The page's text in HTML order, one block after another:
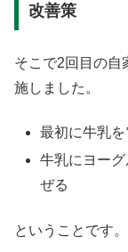
改善策
そこで2回目の自
施しました。
最初に牛乳を
牛乳にヨー
ぜる
ということです。